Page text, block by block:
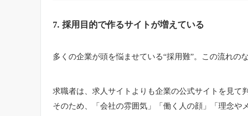
7. 採用目的で作るサイトが増えている
多くの企業が頭を悩ませている“採用難”。この流れの
求職者は、求人サイトよりも企業の公式サイトを見て
そのため、「会社の雰囲気」「働く人の顔」「理念や